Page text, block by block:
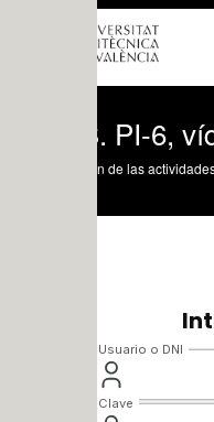
PI-6, vídeo nº
de las actividades científicas,